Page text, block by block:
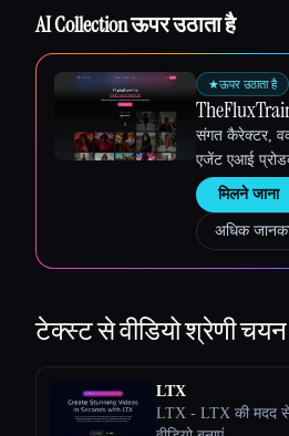
Esc
AI Collection ऊपर उठाता है
★ऊपर उठाता है
संगत कैरेक्टर,
एजेंट एआई
मिलने जाना
अधिक
टेक्स्ट से वीडियोश्रेणी चयन
LTX
LTX - LTX की मदद